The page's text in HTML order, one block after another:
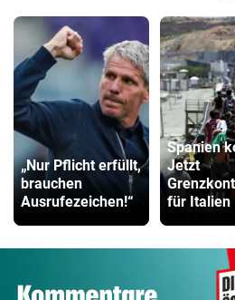
„Nur Pflicht erfüllt,
brauchen
Ausrufezeichen!“
Spanien
Jetzt
für Italien